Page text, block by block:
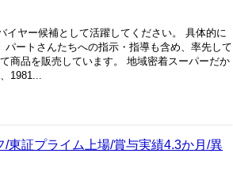
イヤー候補として活躍してください。 具体的に
ートさんたちへの指示・指導も含め、率先して
商品を販売しています。 地域密着スーパーだか
1981...
東証プライム上場/賞与実績4.3か月/異